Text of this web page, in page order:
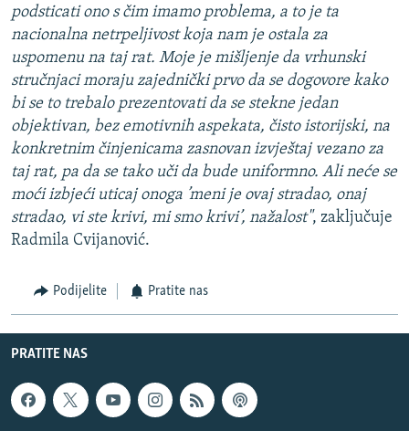
podsticati ono s čim imamo problema, a to je ta
nacionalna netrpeljivost koja nam je ostala za
uspomenu na taj rat. Moje je mišljenje da vrhunski
stručnjaci moraju zajednički prvo da se dogovore kako
bi se to trebalo prezentovati da se stekne jedan
objektivan, bez emotivnih aspekata, čisto istorijski, na
konkretnim činjenicama zasnovan izvještaj vezano za
taj rat, pa da se tako uči da bude uniformno. Ali neće se
moći izbjeći uticaj onoga ’meni je ovaj stradao, onaj
stradao, vi ste krivi, mi smo krivi’, nažalost", zaključuje
Radmila Cvijanović.
Podijelite Pratite nas
PRATITE NAS